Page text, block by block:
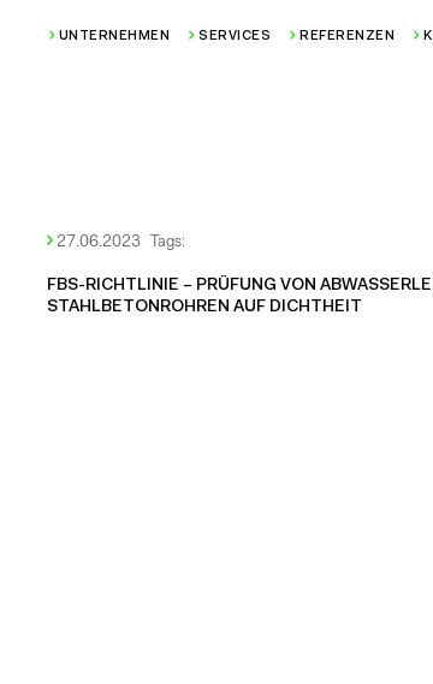
UNTERNEHMEN SERVICES REFERENZEN
27.06.2023 Tags:
FBS-RICHTLINIE – PRÜFUNG VON
STAHLBETONROHREN AUF DICHTHEIT